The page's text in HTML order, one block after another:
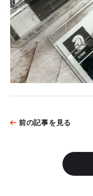
前の記事を見る